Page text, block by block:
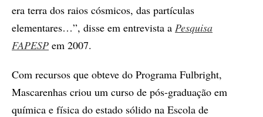
era terra dos raios cósmicos, das partículas
elementares…”, disse em entrevista a Pesquisa
FAPESP em 2007.
Com recursos que obteve do Programa Fulbright,
Mascarenhas criou um curso de pós-graduação em
química e física do estado sólido na Escola de